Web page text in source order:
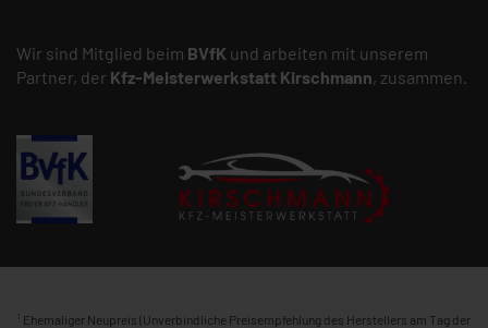
Wir sind Mitglied beim BVfK und arbeiten mit unserem
Partner, der Kfz-Meisterwerkstatt Kirschmann, zusammen.
1 Ehemaliger Neupreis (Unverbindliche Preisempfehlung des Herstellers am Tag der